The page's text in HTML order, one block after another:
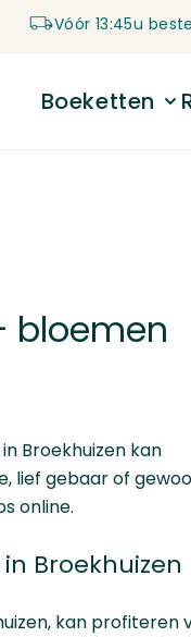
Vóór 13:45u
Boeketten
bloemen
Broekhuizen kan
lief gebaar of
online.
Broekhuizen
kan profiteren